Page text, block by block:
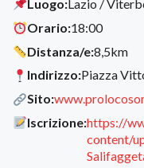
Luogo:Lazio /
Orario:18:00
Distanza/e:8,5km
Indirizzo:Piazza
Sito:
Iscrizione:https://
content/